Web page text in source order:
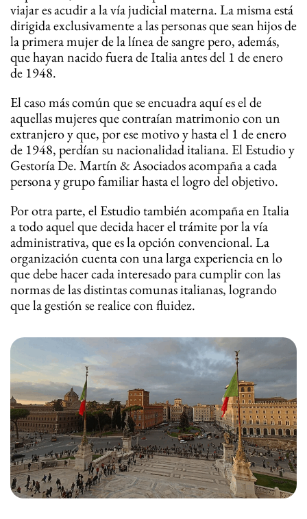
viajar es acudir a la vía judicial materna. La misma está
dirigida exclusivamente a las personas que sean hijos de
la primera mujer de la línea de sangre pero, además,
que hayan nacido fuera de Italia antes del 1 de enero
de 1948.
El caso más común que se encuadra aquí es el de
aquellas mujeres que contraían matrimonio con un
extranjero y que, por ese motivo y hasta el 1 de enero
de 1948, perdían su nacionalidad italiana. El Estudio y
Gestoría De. Martín & Asociados acompaña a cada
persona y grupo familiar hasta el logro del objetivo.
Por otra parte, el Estudio también acompaña en Italia
a todo aquel que decida hacer el trámite por la vía
administrativa, que es la opción convencional. La
organización cuenta con una larga experiencia en lo
que debe hacer cada interesado para cumplir con las
normas de las distintas comunas italianas, logrando
que la gestión se realice con fluidez.